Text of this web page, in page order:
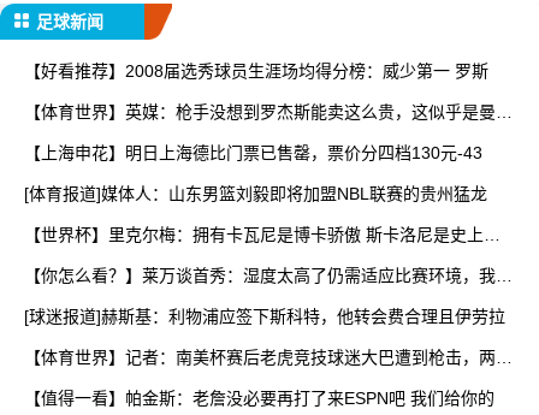
足球新闻
【好看推荐】2008届选秀球员生涯场均得分榜：威少第一 罗斯
【体育世界】英媒：枪手没想到罗杰斯能卖这么贵，这似乎是曼城
【上海申花】明日上海德比门票已售罄，票价分四档130元-43
[体育报道]媒体人：山东男篮刘毅即将加盟NBL联赛的贵州猛龙
【世界杯】里克尔梅：拥有卡瓦尼是博卡骄傲 斯卡洛尼是史上最
【你怎么看？】莱万谈首秀：湿度太高了仍需适应比赛环境，我还
[球迷报道]赫斯基：利物浦应签下斯科特，他转会费合理且伊劳拉
【体育世界】记者：南美杯赛后老虎竞技球迷大巴遭到枪击，两人
【值得一看】帕金斯：老詹没必要再打了来ESPN吧 我们给你的